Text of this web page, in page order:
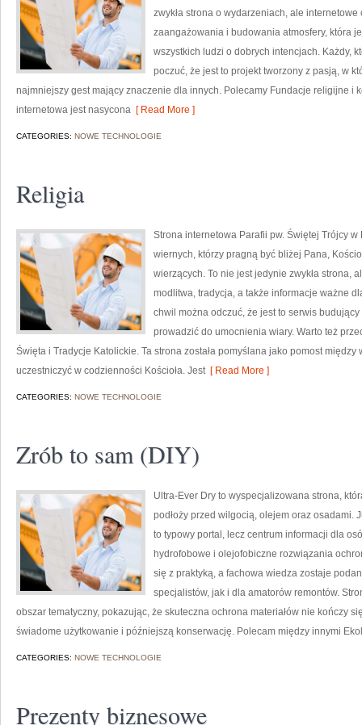
zwykła strona o wydarzeniach, ale
zaangażowania i budowania atmosfery, która
wszystkich ludzi o dobrych intencjach. Każdy,
poczuć, że jest to projekt tworzony z pasją, w
najmniejszy gest mający znaczenie dla innych. Polecamy Fundacje religijne i
internetowa jest nasycona [ Read More ]
CATEGORIES: NOWE TECHNOLOGIE
Religia
Strona internetowa Parafii pw. Świętej Trójcy
wiernych, którzy pragną być bliżej Pana,
wierzących. To nie jest jedynie zwykła strona,
modlitwa, tradycja, a także informacje ważne
chwil można odczuć, że jest to serwis
prowadzić do umocnienia wiary. Warto też
Święta i Tradycje Katolickie. Ta strona została pomyślana jako pomost
uczestniczyć w codzienności Kościoła. Jest[ Read More ]
CATEGORIES: NOWE TECHNOLOGIE
Zrób to sam (DIY)
Ultra-Ever Dry to wyspecjalizowana strona,
podłoży przed wilgocią, olejem oraz osadami.
to typowy portal, lecz centrum informacji dla
hydrofobowe i olejofobiczne rozwiązania
się z praktyką, a fachowa wiedza zostaje
specjalistów, jak i dla amatorów remontów.
obszar tematyczny, pokazując, że skuteczna ochrona materiałów nie kończy
świadome użytkowanie i późniejszą konserwację. Polecam między innymi
CATEGORIES: NOWE TECHNOLOGIE
Prezenty biznesowe